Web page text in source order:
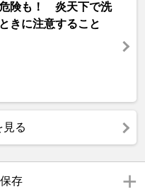
険も！ 炎天下で洗
きに注意すること
見る
存